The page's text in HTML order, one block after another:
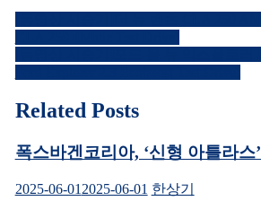
로
유
하
(새
에
열
림)
북
공
유
려
클
하
세
창
에
열
림)
글
내
비
게
이
션
Related Posts
폭스바겐코리아, ‘신형 아틀라스’
2025-06-01 2025-06-01 한상기